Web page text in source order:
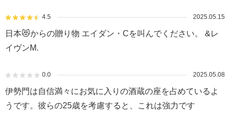
4.5 2025.05.15
日本😻からの贈り物 エイダン・Cを叫んでください。 &レ
イヴンM.
0.0 2025.05.08
伊勢門は自信満々にお気に入りの酒蔵の座を占めているよ
うです。彼らの25歳を考慮すると、これは強力です